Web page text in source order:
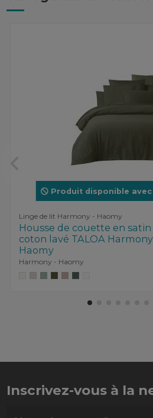
Produit disponible
Linge de lit Harmony - Haomy
Housse de couette en satin
coton lavé TALOA
Haomy
Harmony - Haomy
Inscrivez-vous à la